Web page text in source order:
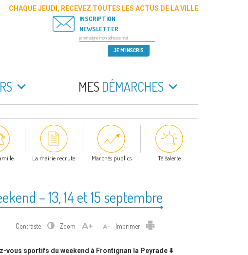
CHAQUE JEUDI, RECEVEZ TOUTES LES ACTUS DE LA VILLE
INSCRIPTION
NEWSLETTER
MES DÉMARCHES
La mairie recrute Marchés publics Téléalerte
– 13, 14 et 15 septembre
Contraste Zoom Imprimer Imprimer
vous sportifs du weekend à Frontignan la Peyrade ⬇️